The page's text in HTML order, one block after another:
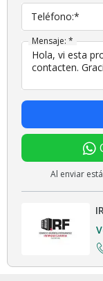
Teléfono:*
Mensaje: *
Al enviar